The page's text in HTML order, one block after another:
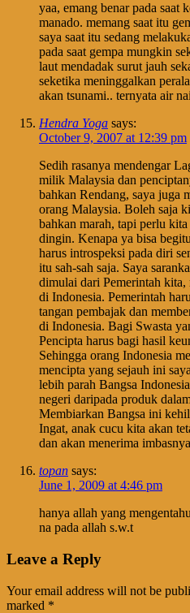
yaa, emang benar pada saat
manado. memang saat itu
saya saat itu sedang
pada saat gempa mungkin
laut mendadak surut jauh
seketika meninggalkan
akan tsunami.. ternyata air
Hendra Yoga says:
October 9, 2007 at 12:39 pm
Sedih rasanya mendengar
milik Malaysia dan
bahkan Rendang, saya juga
orang Malaysia. Boleh saja
bahkan marah, tapi perlu
dingin. Kenapa ya bisa
harus introspeksi pada diri
itu sah-sah saja. Saya
dimulai dari Pemerintah
di Indonesia. Pemerintah
tangan pembajak dan
di Indonesia. Bagi Swasta
Pencipta harus bagi hasil
Sehingga orang Indonesia
mencipta yang sejauh ini
lebih parah Bangsa
negeri daripada produk
Membiarkan Bangsa ini
Ingat, anak cucu kita akan
dan akan menerima
topan says:
June 1, 2009 at 4:46 pm
hanya allah yang
na pada allah s.w.t
Leave a Reply
Your email address will not be
marked *